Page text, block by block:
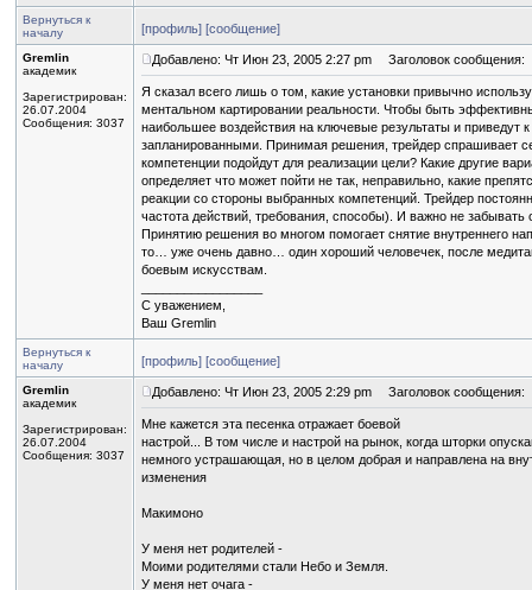
Вернуться к
началу
[профиль] [сообщение]
Gremlin
академик
Зарегистрирован:
26.07.2004
Сообщения: 3037
Добавлено: Чт Июн 23, 2005 2:27 pm Заголовок сообщения:
Я сказал всего лишь о том, какие установки привычно
ментальном картировании реальности. Чтобы быть
наибольшее воздействия на ключевые результаты и приведут
запланированными. Принимая решения, трейдер спрашивает
компетенции подойдут для реализации цели? Какие другие
определяет что может пойти не так, неправильно, какие
реакции со стороны выбранных компетенций. Трейдер
частота действий, требования, способы). И важно не
Принятию решения во многом помогает снятие внутреннего
то… уже очень давно… один хороший человечек, после
боевым искусствам.
С уважением,
Ваш Gremlin
Вернуться к
началу
[профиль] [сообщение]
Gremlin
академик
Зарегистрирован:
26.07.2004
Сообщения: 3037
Добавлено: Чт Июн 23, 2005 2:29 pm Заголовок сообщения:
Мне кажется эта песенка отражает боевой
настрой... В том числе и настрой на рынок, когда шторки
немного устрашающая, но в целом добрая и направлена на
изменения
Макимоно
У меня нет родителей -
Моими родителями стали Небо и Земля.
У меня нет очага -